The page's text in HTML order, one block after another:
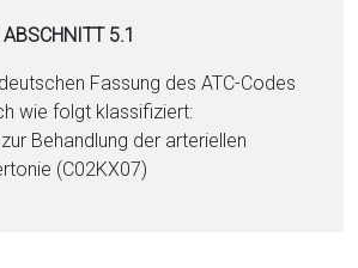
5.1
Fassung des ATC-Codes
wie folgt klassifiziert:
Behandlung der arteriellen
(C02KX07)